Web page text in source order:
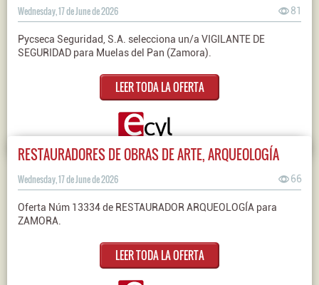
Wednesday, 17 de June de 2026 81
Pycseca Seguridad, S.A. selecciona un/a VIGILANTE DE
SEGURIDAD para Muelas del Pan (Zamora).
LEER TODA LA OFERTA
RESTAURADORES DE OBRAS DE ARTE, ARQUEOLOGÍA
Wednesday, 17 de June de 2026 66
Oferta Núm 13334 de RESTAURADOR ARQUEOLOGÍA para
ZAMORA.
LEER TODA LA OFERTA